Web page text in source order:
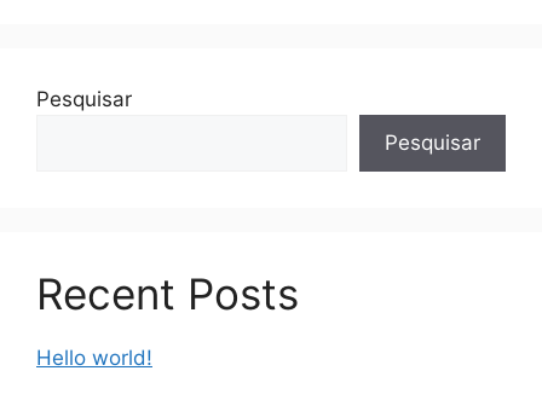
Pesquisar
Pesquisar
Recent Posts
Hello world!